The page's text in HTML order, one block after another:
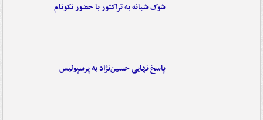
شوک شبانه به تراکتور با حضور نکونام
پاسخ نهایی حسین‌نژاد به پرسپولیس